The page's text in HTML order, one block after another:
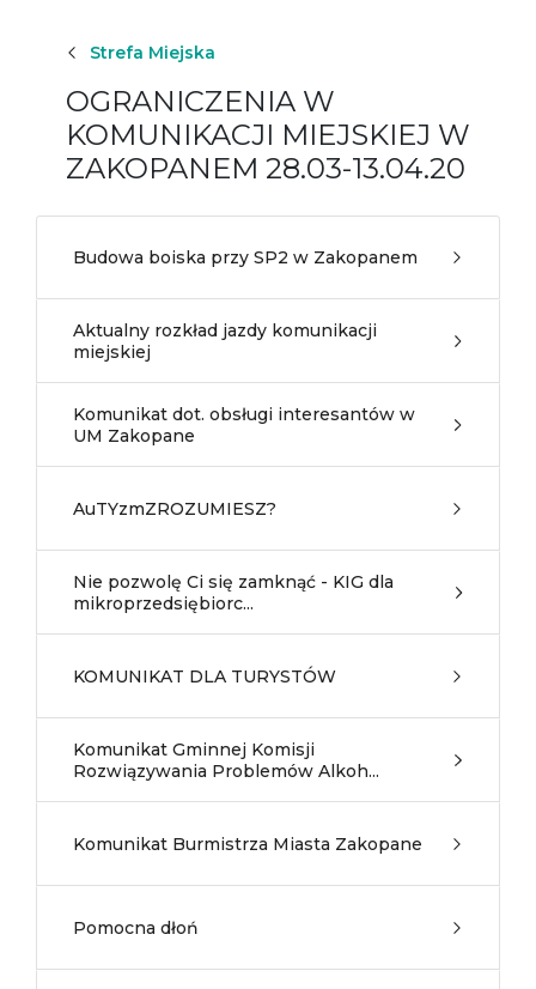
Strefa Miejska
OGRANICZENIA W
KOMUNIKACJI MIEJSKIEJ W
ZAKOPANEM 28.03-13.04.20
Budowa boiska przy SP2 w Zakopanem
Aktualny rozkład jazdy komunikacji
miejskiej
Komunikat dot. obsługi interesantów w
UM Zakopane
AuTYzmZROZUMIESZ?
Nie pozwolę Ci się zamknąć - KIG dla
mikroprzedsiębiorc...
KOMUNIKAT DLA TURYSTÓW
Komunikat Gminnej Komisji
Rozwiązywania Problemów Alkoh...
Komunikat Burmistrza Miasta Zakopane
Pomocna dłoń